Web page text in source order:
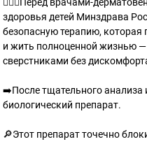
здоровья детей Минздрава
безопасную терапию, которая
и жить полноценной жизнью —
сверстниками без
➡️После тщательного анализа
биологический препарат.
🔎Этот препарат точечно